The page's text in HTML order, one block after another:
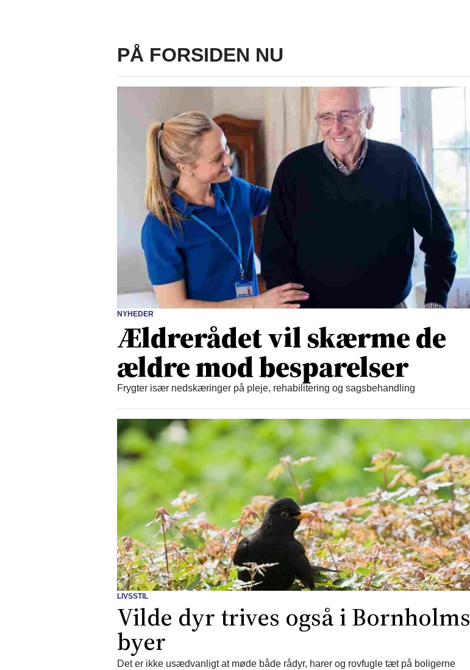
PÅ FORSIDEN NU
NYHEDER
Ældrerådet vil skærme de
ældre mod besparelser
Frygter især nedskæringer på pleje, rehabilitering og sagsbehandling
LIVSSTIL
Vilde dyr trives også i Bornholms
byer
Det er ikke usædvanligt at møde både rådyr, harer og rovfugle tæt på boligerne